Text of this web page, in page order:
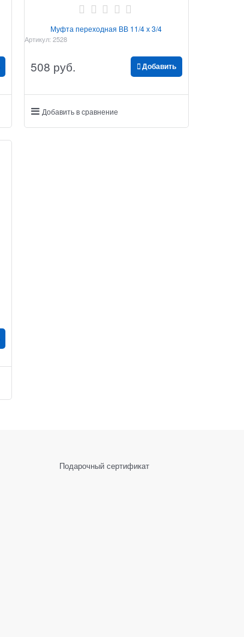
Муфта переходная ВВ 11/4 х 3/4
Артикул: 2528
508 руб. Добавить
Добавить в сравнение
Подарочный сертификат